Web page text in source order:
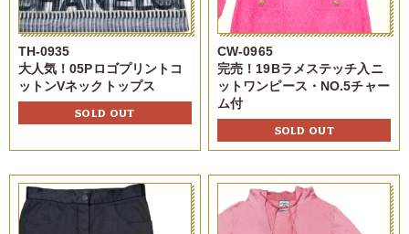
TH-0935
大人気！05Pロゴプリントコ
ットンVネックトップス
SOLD OUT
CW-0965
完売！19Bラメステッチ入ニ
ットワンピース・NO.5チャー
ム付
SOLD OUT